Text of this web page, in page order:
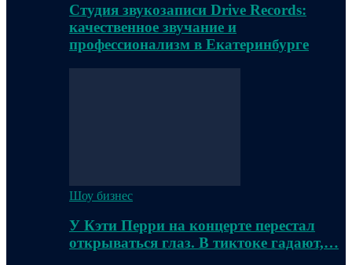
Студия звукозаписи Drive Records:
качественное звучание и
профессионализм в Екатеринбурге
Шоу бизнес
У Кэти Перри на концерте перестал
открываться глаз. В тиктоке гадают,…